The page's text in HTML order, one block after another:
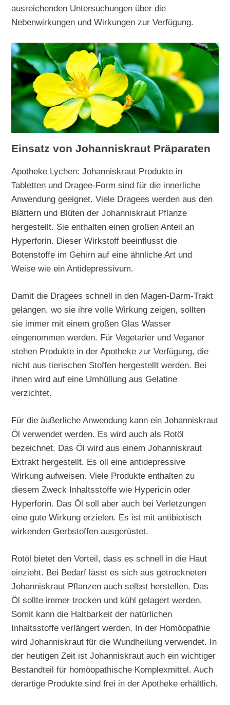
ausreichenden Untersuchungen über die
Nebenwirkungen und Wirkungen zur Verfügung.
Einsatz von Johanniskraut Präparaten
Apotheke Lychen: Johanniskraut Produkte in
Tabletten und Dragee-Form sind für die innerliche
Anwendung geeignet. Viele Dragees werden aus den
Blättern und Blüten der Johanniskraut Pflanze
hergestellt. Sie enthalten einen großen Anteil an
Hyperforin. Dieser Wirkstoff beeinflusst die
Botenstoffe im Gehirn auf eine ähnliche Art und
Weise wie ein Antidepressivum.
Damit die Dragees schnell in den Magen-Darm-Trakt
gelangen, wo sie ihre volle Wirkung zeigen, sollten
sie immer mit einem großen Glas Wasser
eingenommen werden. Für Vegetarier und Veganer
stehen Produkte in der Apotheke zur Verfügung, die
nicht aus tierischen Stoffen hergestellt werden. Bei
ihnen wird auf eine Umhüllung aus Gelatine
verzichtet.
Für die äußerliche Anwendung kann ein Johanniskraut
Öl verwendet werden. Es wird auch als Rotöl
bezeichnet. Das Öl wird aus einem Johanniskraut
Extrakt hergestellt. Es oll eine antidepressive
Wirkung aufweisen. Viele Produkte enthalten zu
diesem Zweck Inhaltsstoffe wie Hypericin oder
Hyperforin. Das Öl soll aber auch bei Verletzungen
eine gute Wirkung erzielen. Es ist mit antibiotisch
wirkenden Gerbstoffen ausgerüstet.
Rotöl bietet den Vorteil, dass es schnell in die Haut
einzieht. Bei Bedarf lässt es sich aus getrockneten
Johanniskraut Pflanzen auch selbst herstellen. Das
Öl sollte immer trocken und kühl gelagert werden.
Somit kann die Haltbarkeit der natürlichen
Inhaltsstoffe verlängert werden. In der Homöopathie
wird Johanniskraut für die Wundheilung verwendet. In
der heutigen Zeit ist Johanniskraut auch ein wichtiger
Bestandteil für homöopathische Komplexmittel. Auch
derartige Produkte sind frei in der Apotheke erhältlich.